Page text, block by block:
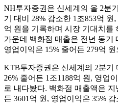
NH투자증권은 신세계의 올 2분
기 대비 28% 감소한 1조853억 원
억 원을 기록하며 시장 기대치를
가운데 백화점 매출은 전년 동기
영업이익은 15% 줄어든 279억
KTB투자증권은 신세계의 2분기
26% 줄어든 1조1188억 원, 영업
로 내다봤다. 백화점 매출액은
든 3601억 원, 영업이익은 35%